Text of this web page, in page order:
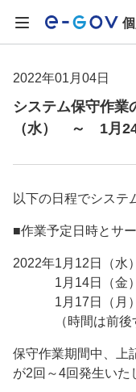
2022年01月04日
システム保守作業
（水） ～ 1月24
以下の日程でシステ
■作業予定日時とサ
2022年1月12日（
1月14日（金）
1月17日（月）
（時間は前後す
保守作業期間中、上
が2回～4回発生いた